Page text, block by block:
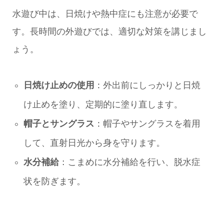
水遊び中は、日焼けや熱中症にも注意が必要で
す。長時間の外遊びでは、適切な対策を講じまし
ょう。
日焼け止めの使用 ：外出前にしっかりと日焼
け止めを塗り、定期的に塗り直します。
帽子とサングラス ：帽子やサングラスを着用
して、直射日光から身を守ります。
水分補給：こまめに水分補給を行い、脱水症
状を防ぎます。